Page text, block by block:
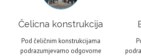
Čelicna konstrukcija
Pod čeličnim konstrukcijama
podrazumjevamo odgovorne